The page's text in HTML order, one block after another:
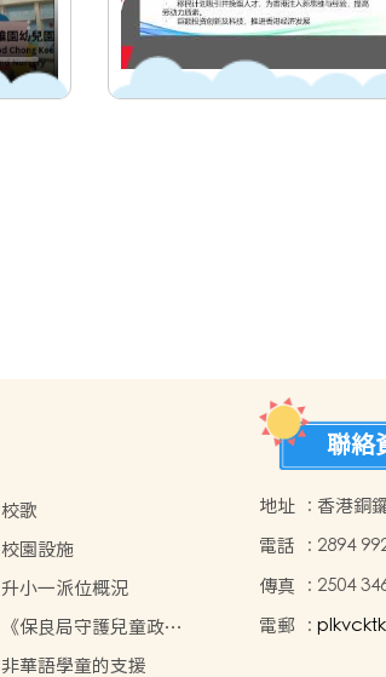
校歌
校園設施
升小一派位概況
《保良局守護兒童政
策》
非華語學童的支援
聯絡
地址 : 香港銅
電話 : 2894
傳真 : 2504
電郵 :